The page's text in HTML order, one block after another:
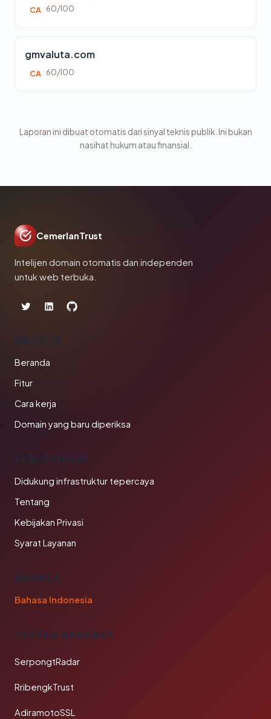
CA 60/100
gmvaluta.com
CA 60/100
Laporan ini dibuat otomatis dari sinyal teknis publik. Ini bukan
nasihat hukum atau finansial.
CemerlanTrust
Intelijen domain otomatis dan independen
untuk web terbuka.
PRODUK
Beranda
Fitur
Cara kerja
Domain yang baru diperiksa
PERUSAHAAN
Didukung infrastruktur tepercaya
Tentang
Kebijakan Privasi
Syarat Layanan
BAHASA
Bahasa Indonesia
TAUTAN SAHABAT
SerpongtRadar
RribengkTrust
AdiramotoSSL